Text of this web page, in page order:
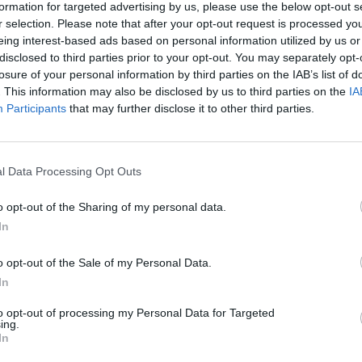
for targeted advertising by us, please use the below opt-out
selection. Please note that after your opt-out request is processed
interest-based ads based on personal information utilized by us
to third parties prior to your opt-out. You may separately
of your personal information by third parties on the IAB’s list of
This information may also be disclosed by us to third parties on the
Participants that may further disclose it to other third parties.
Data Processing Opt Outs
opt-out of the Sharing of my personal data.
opt-out of the Sale of my Personal Data.
opt-out of processing my Personal Data for Targeted
vi en el preu del raïm «, indica. Respecte d’aquest
vins i caves on el preu de l’ampolla no repercuteix en
es venen a preus bastant elevats, de 15 euros
I afegeix: «la gent té la sensació que comprant un vi
és així. A nivell percentual pot ser que estigui
pas un d’alta gamma
Article següent